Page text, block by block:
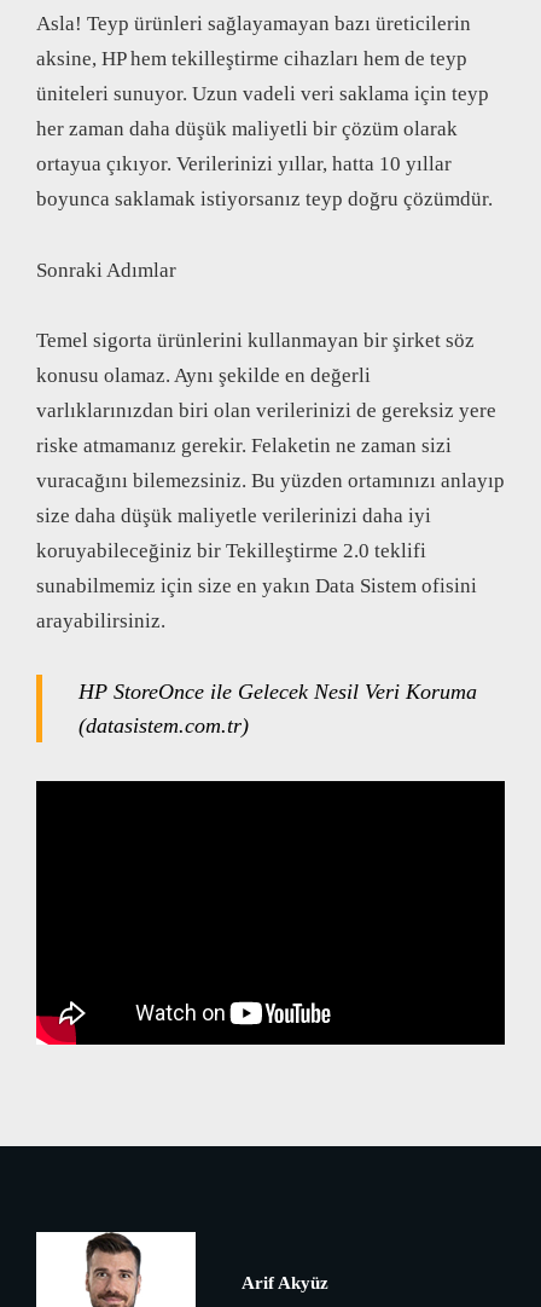
Asla! Teyp ürünleri sağlayamayan bazı üreticilerin
aksine, HP hem tekilleştirme cihazları hem de teyp
üniteleri sunuyor. Uzun vadeli veri saklama için teyp
her zaman daha düşük maliyetli bir çözüm olarak
ortayua çıkıyor. Verilerinizi yıllar, hatta 10 yıllar
boyunca saklamak istiyorsanız teyp doğru çözümdür.
Sonraki Adımlar
Temel sigorta ürünlerini kullanmayan bir şirket söz
konusu olamaz. Aynı şekilde en değerli
varlıklarınızdan biri olan verilerinizi de gereksiz yere
riske atmamanız gerekir. Felaketin ne zaman sizi
vuracağını bilemezsiniz. Bu yüzden ortamınızı anlayıp
size daha düşük maliyetle verilerinizi daha iyi
koruyabileceğiniz bir Tekilleştirme 2.0 teklifi
sunabilmemiz için size en yakın Data Sistem ofisini
arayabilirsiniz.
HP StoreOnce ile Gelecek Nesil Veri Koruma
(datasistem.com.tr)
Arif Akyüz